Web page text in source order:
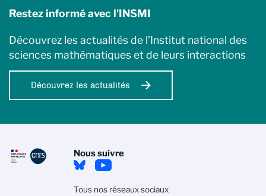
Restez informé avec l'INSMI
Découvrez les actualités de l’Institut national des
sciences mathématiques et de leurs interactions
Découvrez les actualités
Nous suivre
Tous nos réseaux sociaux